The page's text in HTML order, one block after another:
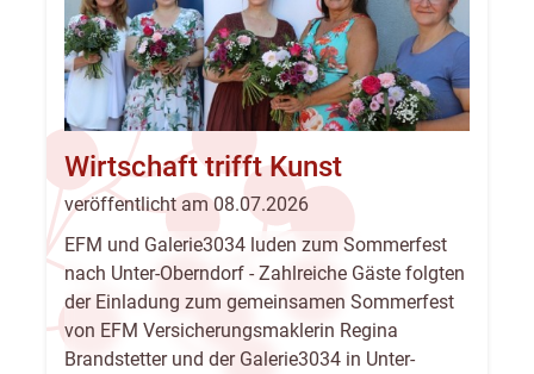
Wirtschaft trifft Kunst
veröffentlicht am 08.07.2026
EFM und Galerie3034 luden zum Sommerfest
nach Unter-Oberndorf - Zahlreiche Gäste folgten
der Einladung zum gemeinsamen Sommerfest
von EFM Versicherungsmaklerin Regina
Brandstetter und der Galerie3034 in Unter-